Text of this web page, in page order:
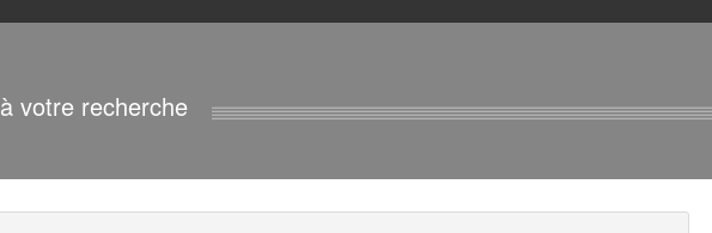
à votre recherche